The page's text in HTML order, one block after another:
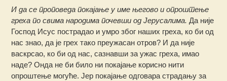
И да се проповеда покајање у име његово и опроштење
греха по свима народима почевши од Јерусалима. Да није
Господ Исус пострадао и умро због наших греха, ко би од
нас знао, да је грех тако преужасан отров? И да није
васкрсао, ко би од нас, сазнавши за ужас греха, имао
наде? Онда не би било ни покајање корисно нити
опроштење могуће. Јер покајање одговара страдању за